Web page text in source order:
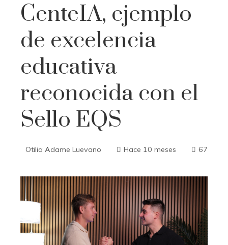
CenteIA, ejemplo
de excelencia
educativa
reconocida con el
Sello EQS
Otilia Adame Luevano Hace 10 meses 67